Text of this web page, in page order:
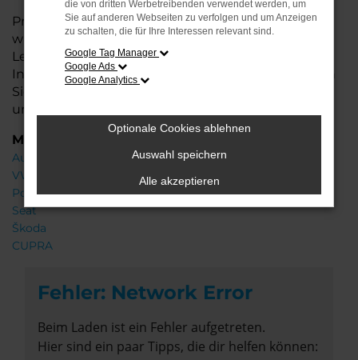
Profitieren Sie von unseren zusätzlichenServices
wie attraktiven Finanzierungsmöglichkeiten,
Leasingangeboten und der bequemen
Inzahlungnahme Ihres alten Fahrzeugs. Besuchen
Sie uns und überzeugen Sie sich von der Qualität
und dem Service, den wir Ihnen bieten!
Marken
Audi
VW
Porsche
Seat
Škoda
CUPRA
Fehler: Network Error
Beim Laden ist ein Fehler aufgetreten.
Hier sind ein paar Tipps, die dir helfen können:
die von dritten Werbetreibenden verwendet werden, um
Sie auf anderen Webseiten zu verfolgen und um Anzeigen
zu schalten, die für Ihre Interessen relevant sind.
Google Tag Manager
Google Ads
Google Analytics
Optionale Cookies ablehnen
Auswahl speichern
Alle akzeptieren